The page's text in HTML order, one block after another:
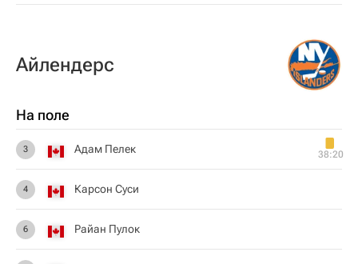
Айлендерс
На поле
3 Адам Пелек 38:20
4 Карсон Суси
6 Райан Пулок